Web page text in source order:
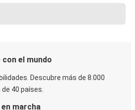
el mundo
Descubre más de 8.000
40 países.
marcha